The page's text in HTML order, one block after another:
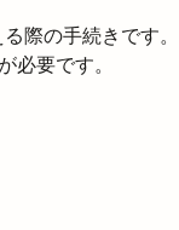
際の手続きです。
必要です。